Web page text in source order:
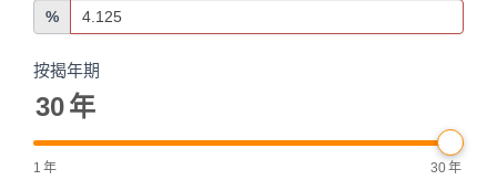
%
按揭年期
30年
1 年 30年